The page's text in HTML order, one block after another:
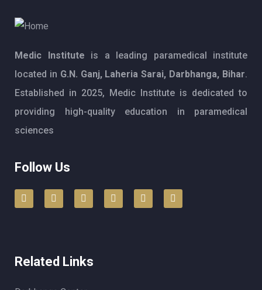
Medic Institute is a leading paramedical institute
located in G.N. Ganj, Laheria Sarai, Darbhanga, Bihar.
Established in 2025, Medic Institute is dedicated to
providing high-quality education in paramedical
sciences
Follow Us
Related Links